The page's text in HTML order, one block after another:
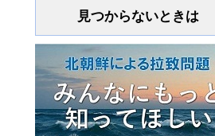
見つからないときは